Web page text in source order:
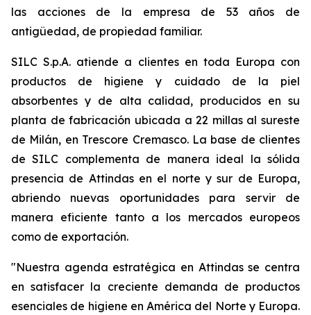
las acciones de la empresa de 53 años de
antigüedad, de propiedad familiar.
SILC S.p.A. atiende a clientes en toda Europa con
productos de higiene y cuidado de la piel
absorbentes y de alta calidad, producidos en su
planta de fabricación ubicada a 22 millas al sureste
de Milán, en Trescore Cremasco. La base de clientes
de SILC complementa de manera ideal la sólida
presencia de Attindas en el norte y sur de Europa,
abriendo nuevas oportunidades para servir de
manera eficiente tanto a los mercados europeos
como de exportación.
"Nuestra agenda estratégica en Attindas se centra
en satisfacer la creciente demanda de productos
esenciales de higiene en América del Norte y Europa.